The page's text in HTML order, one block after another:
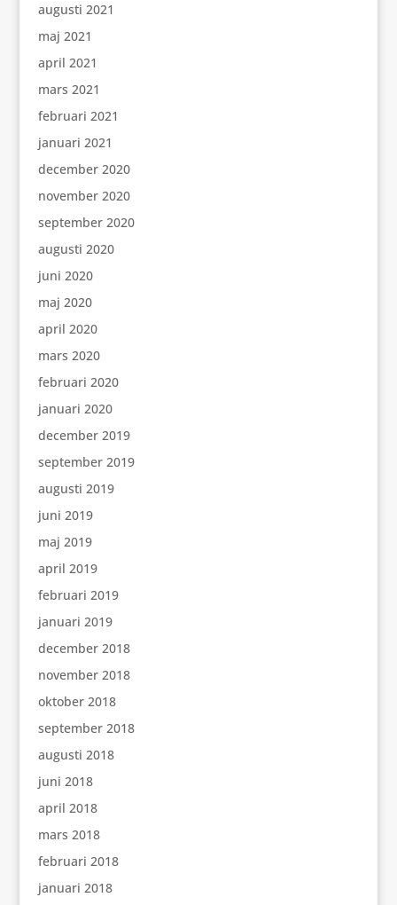
augusti 2021
maj 2021
april 2021
mars 2021
februari 2021
januari 2021
december 2020
november 2020
september 2020
augusti 2020
juni 2020
maj 2020
april 2020
mars 2020
februari 2020
januari 2020
december 2019
september 2019
augusti 2019
juni 2019
maj 2019
april 2019
februari 2019
januari 2019
december 2018
november 2018
oktober 2018
september 2018
augusti 2018
juni 2018
april 2018
mars 2018
februari 2018
januari 2018